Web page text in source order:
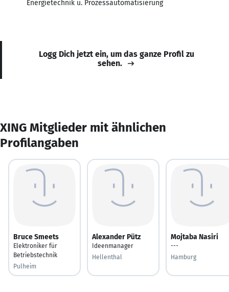
Energietechnik u. Prozessautomatisierung
Logg Dich jetzt ein, um das ganze Profil zu
sehen.
XING Mitglieder mit ähnlichen
Profilangaben
Bruce Smeets
Elektroniker für
Betriebstechnik
Pulheim
Alexander Pütz
Ideenmanager
Hellenthal
Mojtaba Nasiri
---
Hamburg